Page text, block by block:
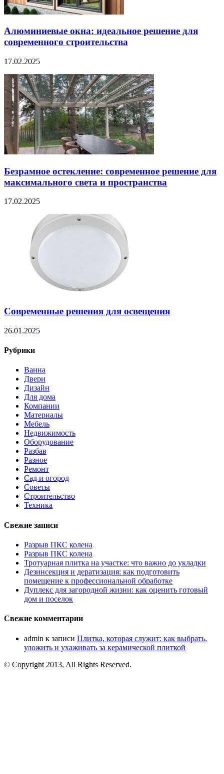
Алюминиевые окна: идеальное решение для
современного строительства
17.02.2025
Безрамное остекление: современное решение для
максимального света и пространства
17.02.2025
Современные решения для освещения
26.01.2025
Рубрики
Ванна
Двери
Дизайн
Для дома
Компании
Материалы
Мебель
Недвижимость
Оборудование
Разбав
Разное
Ремонт
Сад и огород
Советы
Строительство
Техника
Свежие записи
Разрыв ПКС колена
Разрыв ПКС колена
Тротуарная плитка на участке: что важно до укладки
Дезинсекция и дератизация: как подготовить
помещение к профессиональной обработке
Дуплекс для загородной жизни: как оценить готовый
дом и поселок
Свежие комментарии
admin к записи Плитка, которая служит: как выбрать,
уложить и ухаживать за керамической плиткой
© Copyright 2013, All Rights Reserved.